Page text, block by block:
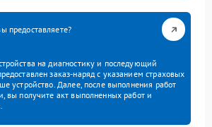
предоставляете?
на диагностику и последующий
заказ-наряд с указанием страховых
устройство. Далее, после выполнения работ
вы получите акт выполненных работ и